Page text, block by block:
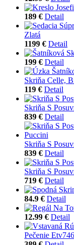
189 € Detail
Zlatá
1199 € Detail
199 € Detail
Skriňa Celle,
119 € Detail
Skriňa S
839 € Detail
Skriňa S
839 € Detail
Skriňa S
719 € Detail
84.9 € Detail
12.99 € Detail
Pečenie